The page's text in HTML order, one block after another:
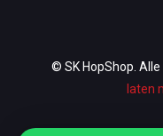
© SK HopShop.
laten